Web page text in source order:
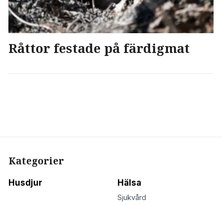
Råttor festade på färdigmat
Kategorier
Husdjur Hälsa
Sjukvård